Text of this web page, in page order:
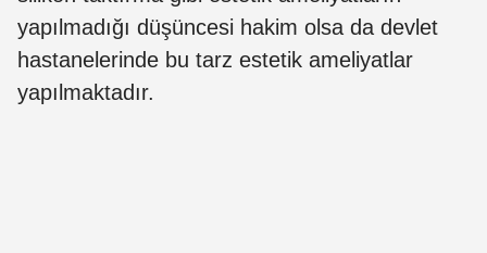
yapılmadığı düşüncesi hakim olsa da devlet
hastanelerinde bu tarz estetik ameliyatlar
yapılmaktadır.